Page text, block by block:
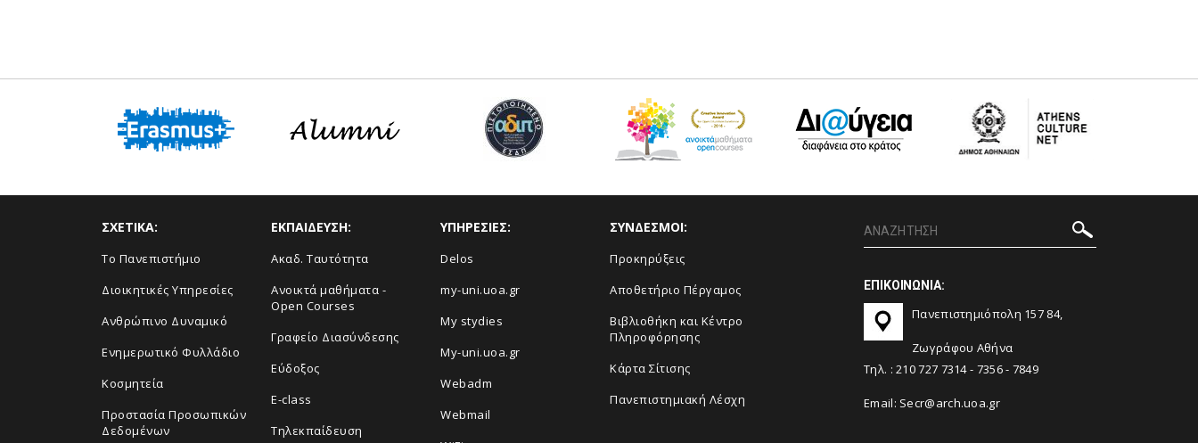
ΣΧΕΤΙΚΑ:
Το Πανεπιστήμιο
Διοικητικές Υπηρεσίες
Ανθρώπινο Δυναμικό
Ενημερωτικό Φυλλάδιο
Κοσμητεία
Προστασία Προσωπικών
Δεδομένων
ΕΚΠΑΙΔΕΥΣΗ:
Ακαδ. Ταυτότητα
Ανοικτά μαθήματα -
Open Courses
Γραφείο Διασύνδεσης
Εύδοξος
E-class
Τηλεκπαίδευση
ΥΠΗΡΕΣΙΕΣ:
Delos
my-uni.uoa.gr
My stydies
My-uni.uoa.gr
Webadm
Webmail
ΣΥΝΔΕΣΜΟΙ:
Προκηρύξεις
Αποθετήριο Πέργαμος
Βιβλιοθήκη και Κέντρο
Πληροφόρησης
Kάρτα Σίτισης
Πανεπιστημιακή Λέσχη
ΕΠΙΚΟΙΝΩΝΙΑ:
Πανεπιστημιόπολη 157 84,
Ζωγράφου Αθήνα
Τηλ. :210 727 7314- 7356- 7849
Email: Secr@arch.uoa.gr